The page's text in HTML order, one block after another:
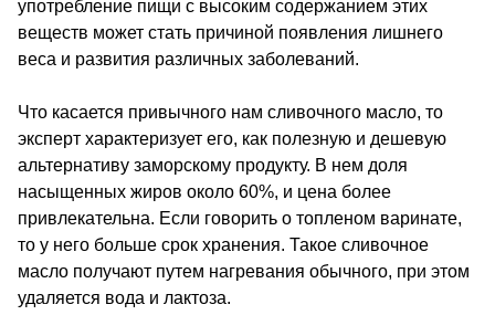
употребление пищи с высоким содержанием этих
веществ может стать причиной появления лишнего
веса и развития различных заболеваний.
Что касается привычного нам сливочного масло, то
эксперт характеризует его, как полезную и дешевую
альтернативу заморскому продукту. В нем доля
насыщенных жиров около 60%, и цена более
привлекательна. Если говорить о топленом варинате,
то у него больше срок хранения. Такое сливочное
масло получают путем нагревания обычного, при этом
удаляется вода и лактоза.